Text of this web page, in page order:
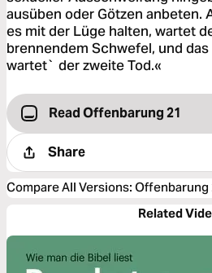
ausüben oder Götzen anbeten.
es mit der Lüge halten, wartet
brennendem Schwefel, und
wartet` der zweite Tod.«
Read Offenbarung 21
Share
Compare All Versions: Offenbarung
Related